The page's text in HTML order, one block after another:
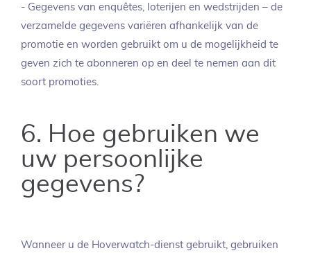
- Gegevens van enquêtes, loterijen en wedstrijden – de
verzamelde gegevens variëren afhankelijk van de
promotie en worden gebruikt om u de mogelijkheid te
geven zich te abonneren op en deel te nemen aan dit
soort promoties.
6. Hoe gebruiken we
uw persoonlijke
gegevens?
Wanneer u de Hoverwatch-dienst gebruikt, gebruiken